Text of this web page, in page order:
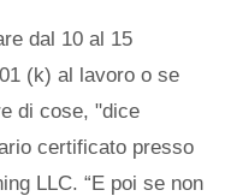
dal 10 al 15
(k) al lavoro o se
di cose, "dice
certificato presso
LLC. “E poi se non